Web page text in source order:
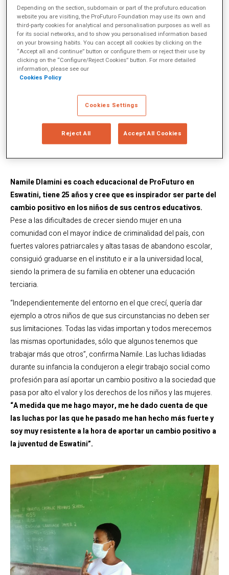
Compartir
“Los niños están llenos de fuego,
de deseo y de asombro, y en
concreto los profesores pueden
encender el fuego en la
imaginación de los niños. Es
nuestro compromiso con todos
y cada uno de nosotros
mantener el fuego encendido
dentro de esos niños”.
Namile Dlamini es coach educacional de ProFuturo en
Eswatini, tiene 25 años y cree que es inspirador ser parte del
cambio positivo en los niños de sus centros educativos.
Pese a las dificultades de crecer siendo mujer en una
comunidad con el mayor índice de criminalidad del país, con
fuertes valores patriarcales y altas tasas de abandono escolar,
consiguió graduarse en el instituto e ir a la universidad local,
siendo la primera de su familia en obtener una educación
terciaria.
“Independientemente del entorno en el que crecí, quería dar
ejemplo a otros niños de que sus circunstancias no deben ser
sus limitaciones. Todas las vidas importan y todos merecemos
las mismas oportunidades, sólo que algunos tenemos que
trabajar más que otros”, confirma Namile. Las luchas lidiadas
durante su infancia la condujeron a elegir trabajo social como
profesión para así aportar un cambio positivo a la sociedad que
pasa por alto el valor y los derechos de los niños y las mujeres.
“A medida que me hago mayor, me he dado cuenta de que
las luchas por las que he pasado me han hecho más fuerte y
soy muy resistente a la hora de aportar un cambio positivo a
la juventud de Eswatini”.
Depending on the section, subdomain or part of the profuturo.education
website you are visiting, the ProFuturo Foundation may use its own and
third-party cookies for analytical and personalisation purposes as well as
for its social networks, and to show you personalised information based
on your browsing habits. You can accept all cookies by clicking on the
“Accept all and continue” button or configure them or reject their use by
clicking on the “Configure/Reject Cookies” button. For more detailed
information, please see our
Cookies Policy
Cookies Settings
Reject All Accept All Cookies